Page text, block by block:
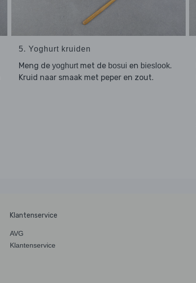
5. Yoghurt kruiden
Meng de yoghurtmet de bosui en bieslook.
Kruid naar smaak met peper en zout.
Klantenservice
AVG
Klantenservice